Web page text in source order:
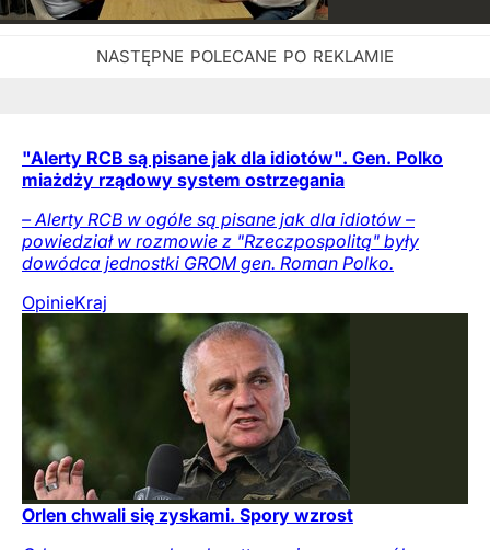
"Alerty RCB są pisane jak dla idiotów". Gen. Polko
miażdży rządowy system ostrzegania
– Alerty RCB w ogóle są pisane jak dla idiotów –
powiedział w rozmowie z "Rzeczpospolitą" były
dowódca jednostki GROM gen. Roman Polko.
OpinieKraj
Orlen chwali się zyskami. Spory wzrost